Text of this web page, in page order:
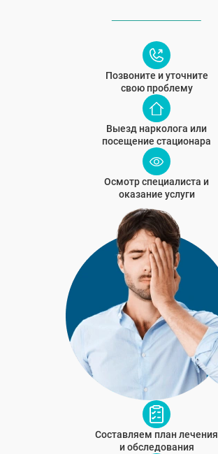
Позвоните и уточните
свою проблему
Выезд нарколога или
посещение стационара
Осмотр специалиста и
оказание услуги
Составляем план лечения
и обследования